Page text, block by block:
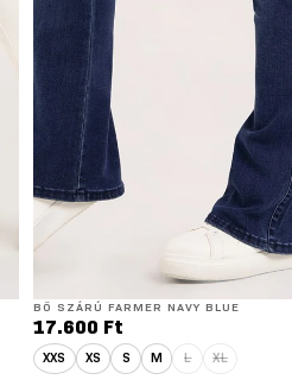
BŐ SZÁRÚ FARMER NAVY BLUE
17.600 Ft
XXS XS S M L XL